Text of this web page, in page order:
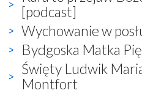
[podcast]
Wychowanie w
Bydgoska Matka
Święty Ludwik
Montfort